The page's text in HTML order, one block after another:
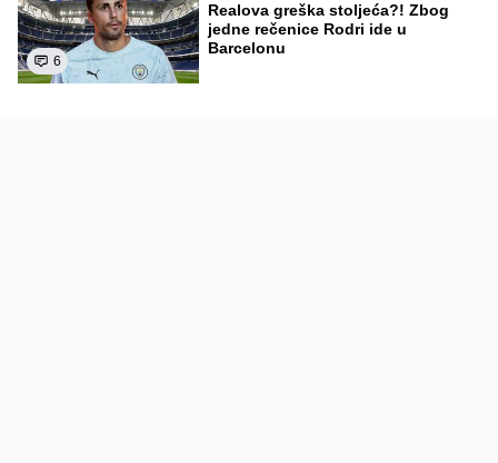
6
Realova greška stoljeća?! Zbog
jedne rečenice Rodri ide u
Barcelonu